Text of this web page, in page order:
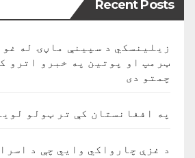
Recent Posts
زیلینسکي د سپینې ماڼۍ له
ټرمپ او پوتین په خبرو اترو
چمتو دی
په افغانستان کې تر ټولو
د غزې چارواکي وايي چې د